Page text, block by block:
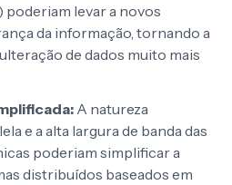
poderiam levar a novos
da informação, tornando a
de dados muito mais
A natureza
e a alta largura de banda das
poderiam simplificar a
distribuídos baseados em